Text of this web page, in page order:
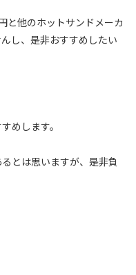
と他のホットサンドメーカ
し、是非おすすめしたい
めします。
とは思いますが、是非負